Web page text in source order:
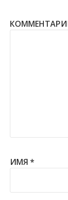
ИМЯ *